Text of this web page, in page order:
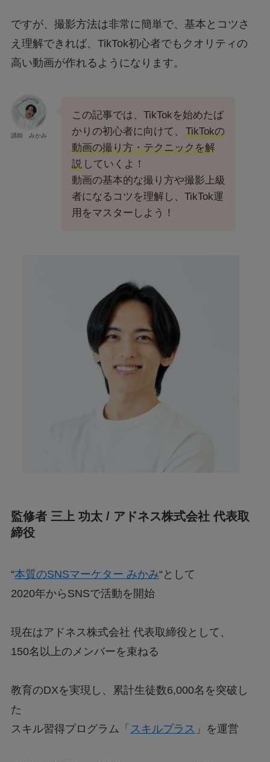
ですが、撮影方法は非常に簡単で、基本とコツさ
え理解できれば、TikTok初心者でもクオリティの
高い動画が作れるようになります。
講師 みかみ
この記事では、TikTokを始めたば
かりの初心者に向けて、
TikTokの
動画の撮り方・テクニックを解
説していくよ！
動画の基本的な撮り方や撮影上級
者になるコツを理解し、TikTok運
用をマスターしよう！
監修者 三上 功太 / アドネス株式会社 代表取
締役
“本質のSNSマーケター みかみ“として
2020年からSNSで活動を開始
現在はアドネス株式会社 代表取締役として、
150名以上のメンバーを束ねる
教育のDXを実現し、累計生徒数6,000名を突破し
た
スキル習得プログラム「 スキルプラス 」を運営